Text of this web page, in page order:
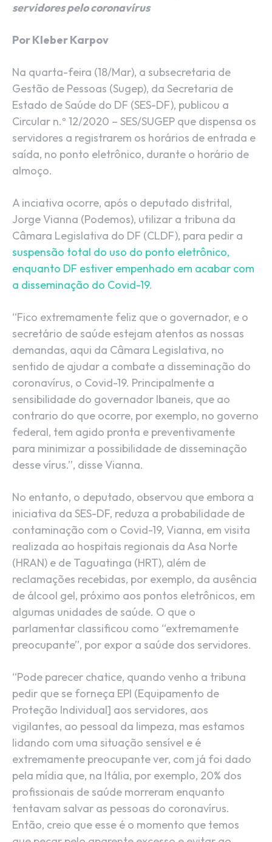
servidores pelo coronavírus
Por Kleber Karpov
Na quarta-feira (18/Mar), a subsecretaria de
Gestão de Pessoas (Sugep), da Secretaria de
Estado de Saúde do DF (SES-DF), publicou a
Circular n.º 12/2020 – SES/SUGEP que dispensa os
servidores a registrarem os horários de entrada e
saída, no ponto eletrônico, durante o horário de
almoço.
A inciativa ocorre, após o deputado distrital,
Jorge Vianna (Podemos), utilizar a tribuna da
Câmara Legislativa do DF (CLDF), para pedir a
suspensão total do uso do ponto eletrônico,
enquanto DF estiver empenhado em acabar com
a disseminação do Covid-19.
“Fico extremamente feliz que o governador, e o
secretário de saúde estejam atentos as nossas
demandas, aqui da Câmara Legislativa, no
sentido de ajudar a combate a disseminação do
coronavírus, o Covid-19. Principalmente a
sensibilidade do governador Ibaneis, que ao
contrario do que ocorre, por exemplo, no governo
federal, tem agido pronta e preventivamente
para minimizar a possibilidade de disseminação
desse vírus.”, disse Vianna.
No entanto, o deputado, observou que embora a
iniciativa da SES-DF, reduza a probabilidade de
contaminação com o Covid-19, Vianna, em visita
realizada ao hospitais regionais da Asa Norte
(HRAN) e de Taguatinga (HRT), além de
reclamações recebidas, por exemplo, da ausência
de álcool gel, próximo aos pontos eletrônicos, em
algumas unidades de saúde. O que o
parlamentar classificou como “extremamente
preocupante”, por expor a saúde dos servidores.
“Pode parecer chatice, quando venho a tribuna
pedir que se forneça EPI (Equipamento de
Proteção Individual] aos servidores, aos
vigilantes, ao pessoal da limpeza, mas estamos
lidando com uma situação sensível e é
extremamente preocupante ver, com já foi dado
pela mídia que, na Itália, por exemplo, 20% dos
profissionais de saúde morreram enquanto
tentavam salvar as pessoas do coronavírus.
Então, creio que esse é o momento que temos